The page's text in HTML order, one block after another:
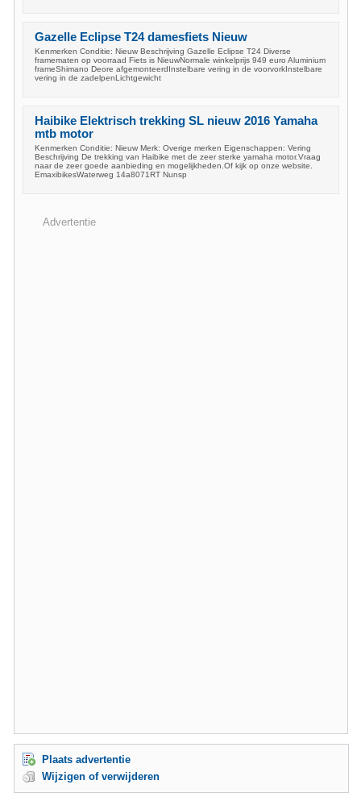
Gazelle Eclipse T24 damesfiets Nieuw
Kenmerken Conditie: Nieuw Beschrijving Gazelle Eclipse T24 Diverse
framematen op voorraad Fiets is NieuwNormale winkelprijs 949 euro Aluminium
frameShimano Deore afgemonteerdInstelbare vering in de voorvorkInstelbare
vering in de zadelpenLichtgewicht
Haibike Elektrisch trekking SL nieuw 2016 Yamaha
mtb motor
Kenmerken Conditie: Nieuw Merk: Overige merken Eigenschappen: Vering
Beschrijving De trekking van Haibike met de zeer sterke yamaha motor.Vraag
naar de zeer goede aanbieding en mogelijkheden.Of kijk op onze website.
EmaxibikesWaterweg 14a8071RT Nunsp
Advertentie
Plaats advertentie
Wijzigen of verwijderen